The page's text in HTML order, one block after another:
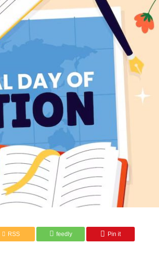
と効果的な対策
RSS feedly Pin it